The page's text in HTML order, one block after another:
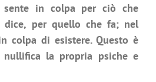
in colpa per ciò che
dice, per quello che fa; nel
colpa di esistere. Questo è
nullifica la propria psiche e